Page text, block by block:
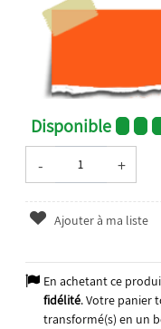
Disponible
- +
Ajouter à ma liste
En achetant ce
fidélité. Votre panier
transformé(s) en un